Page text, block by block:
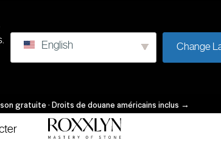
English Change
gratuite · Droits de douane américains inclus →